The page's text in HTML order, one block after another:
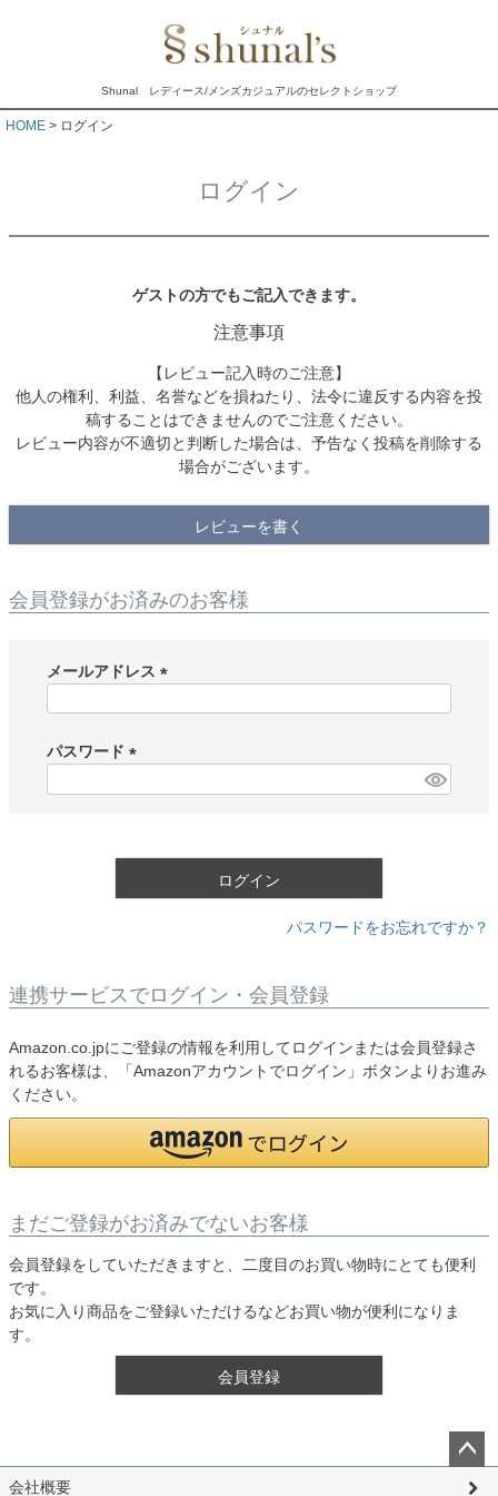
Shunal レディース/メンズカジュアルのセレクトショップ
HOME ログイン
ログイン
ゲストの方でもご記入できます。
注意事項
【レビュー記入時のご注意】
他人の権利、利益、名誉などを損ねたり、法令に違反する内容を投
稿することはできませんのでご注意ください。
レビュー内容が不適切と判断した場合は、予告なく投稿を削除する
場合がございます。
レビューを書く
会員登録がお済みのお客様
メールアドレス
)
パスワード
ログイン
パスワードをお忘れですか？
連携サービスでログイン・会員登録
Amazon.co.jpにご登録の情報を利用してログインまたは会員登録さ
れるお客様は、「Amazonアカウントでログイン」ボタンよりお進み
ください。
まだご登録がお済みでないお客様
会員登録をしていただきますと、二度目のお買い物時にとても便利
です。
お気に入り商品をご登録いただけるなどお買い物が便利になりま
す。
会員登録
ペー
会社概要